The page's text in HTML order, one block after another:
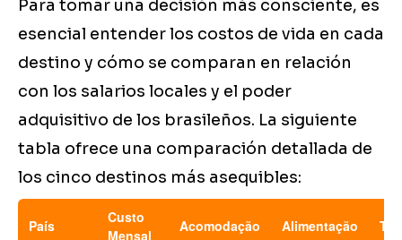
Para tomar una decisión más consciente, es
esencial entender los costos de vida en cada
destino y cómo se comparan en relación
con los salarios locales y el poder
adquisitivo de los brasileños. La siguiente
tabla ofrece una comparación detallada de
los cinco destinos más asequibles:
País
Custo
Mensal
Acomodação Alimentação